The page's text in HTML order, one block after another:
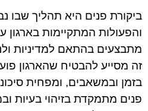
ביקורת פנים היא תהליך שבו
והפעולות המתקיימות
מתבצעים בהתאם למדיניות
זה מסייע להבטיח שהארגון
בזמן ובמשאבים, ומפחית
פנים מתמקדת בזיהוי בעיות